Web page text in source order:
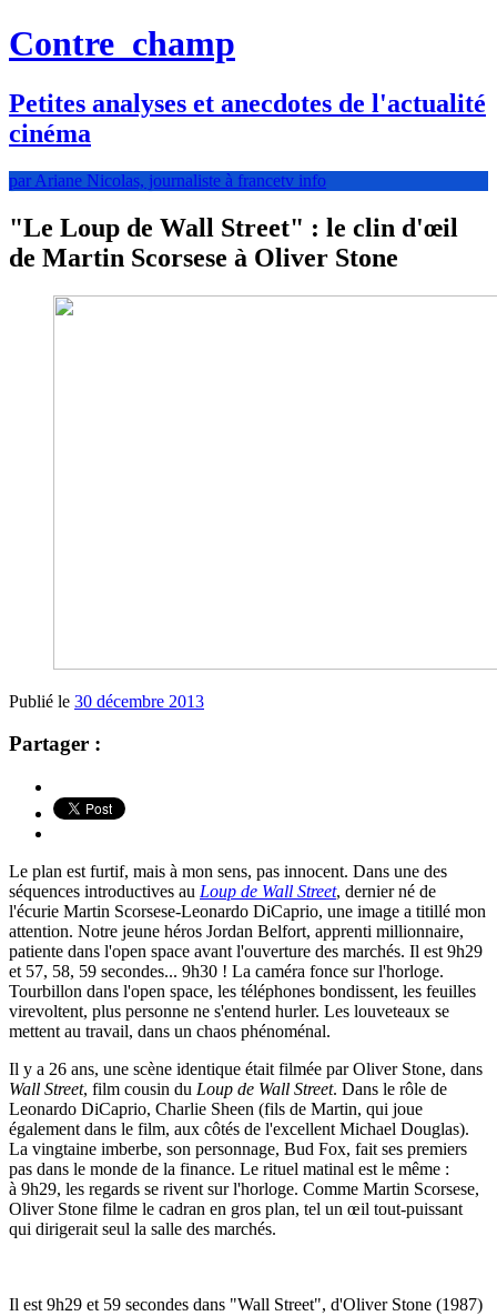
Contre champ
Petites analyses et anecdotes de l'actualité
cinéma
par Ariane Nicolas, journaliste à francetv info
"Le Loup de Wall Street" : le clin d'œil
de Martin Scorsese à Oliver Stone
Publié le 30 décembre 2013
Partager :
Le plan est furtif, mais à mon sens, pas innocent. Dans une des
séquences introductives au Loup de Wall Street, dernier né de
l'écurie Martin Scorsese-Leonardo DiCaprio, une image a titillé mon
attention. Notre jeune héros Jordan Belfort, apprenti millionnaire,
patiente dans l'open space avant l'ouverture des marchés. Il est 9h29
et 57, 58, 59 secondes... 9h30 ! La caméra fonce sur l'horloge.
Tourbillon dans l'open space, les téléphones bondissent, les feuilles
virevoltent, plus personne ne s'entend hurler. Les louveteaux se
mettent au travail, dans un chaos phénoménal.
Il y a 26 ans, une scène identique était filmée par Oliver Stone, dans
Wall Street, film cousin du Loup de Wall Street. Dans le rôle de
Leonardo DiCaprio, Charlie Sheen (fils de Martin, qui joue
également dans le film, aux côtés de l'excellent Michael Douglas).
La vingtaine imberbe, son personnage, Bud Fox, fait ses premiers
pas dans le monde de la finance. Le rituel matinal est le même :
à 9h29, les regards se rivent sur l'horloge. Comme Martin Scorsese,
Oliver Stone filme le cadran en gros plan, tel un œil tout-puissant
qui dirigerait seul la salle des marchés.
Il est 9h29 et 59 secondes dans "Wall Street", d'Oliver Stone (1987)